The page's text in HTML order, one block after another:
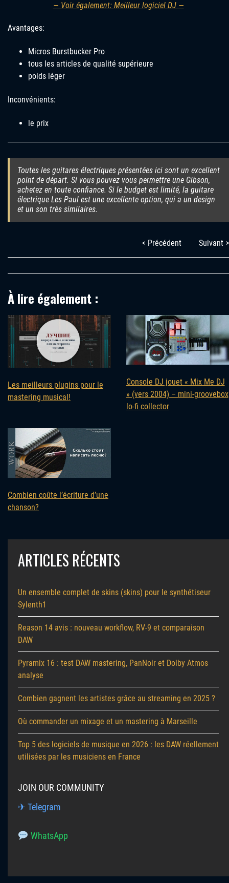
— Voir également: Meilleur logiciel DJ —
Avantages:
Micros Burstbucker Pro
tous les articles de qualité supérieure
poids léger
Inconvénients:
le prix
Toutes les guitares électriques présentées ici sont un excellent
point de départ. Si vous pouvez vous permettre une Gibson,
achetez en toute confiance. Si le budget est limité, la guitare
électrique Les Paul est une excellente option, qui a un design
et un son très similaires.
< Précédent Suivant >
À lire également :
Les meilleurs plugins pour le
mastering musical!
Console DJ jouet « Mix Me DJ
» (vers 2004) – mini-groovebox
lo-fi collector
Combien coûte l’écriture d’une
chanson?
ARTICLES RÉCENTS
Un ensemble complet de skins (skins) pour le synthétiseur
Sylenth1
Reason 14 avis : nouveau workflow, RV-9 et comparaison
DAW
Pyramix 16 : test DAW mastering, PanNoir et Dolby Atmos
analyse
Combien gagnent les artistes grâce au streaming en 2025 ?
Où commander un mixage et un mastering à Marseille
Top 5 des logiciels de musique en 2026 : les DAW réellement
utilisées par les musiciens en France
JOIN OUR COMMUNITY
✈ Telegram
WhatsApp